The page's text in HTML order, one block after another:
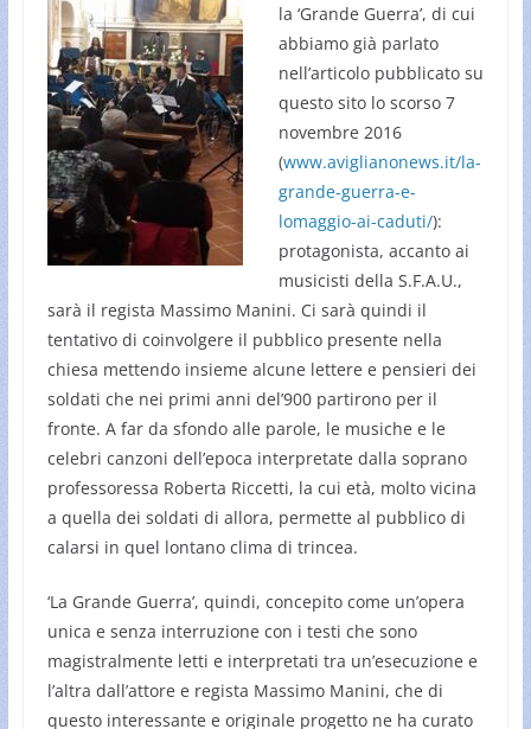
la ‘Grande Guerra’, di cui
abbiamo già parlato
nell’articolo pubblicato su
questo sito lo scorso 7
novembre 2016
(www.aviglianonews.it/la-
grande-guerra-e-
lomaggio-ai-caduti/):
protagonista, accanto ai
musicisti della S.F.A.U.,
sarà il regista Massimo Manini. Ci sarà quindi il
tentativo di coinvolgere il pubblico presente nella
chiesa mettendo insieme alcune lettere e pensieri dei
soldati che nei primi anni del’900 partirono per il
fronte. A far da sfondo alle parole, le musiche e le
celebri canzoni dell’epoca interpretate dalla soprano
professoressa Roberta Riccetti, la cui età, molto vicina
a quella dei soldati di allora, permette al pubblico di
calarsi in quel lontano clima di trincea.
‘La Grande Guerra’, quindi, concepito come un’opera
unica e senza interruzione con i testi che sono
magistralmente letti e interpretati tra un’esecuzione e
l’altra dall’attore e regista Massimo Manini, che di
questo interessante e originale progetto ne ha curato